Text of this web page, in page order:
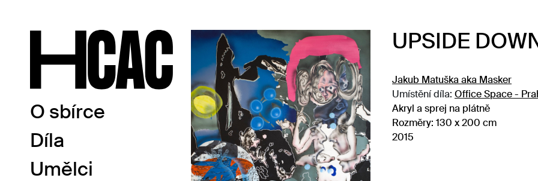
O sbírce
Díla
Umělci
UPSIDE
Jakub Matuška aka Masker
Umístění díla:Office Space -
Akryl a sprej na plátně
Rozměry:130 x 200 cm
2015